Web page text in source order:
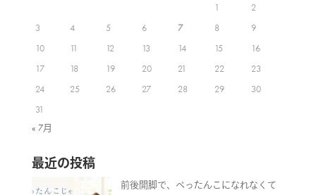
1
2
3
4 5 6 7 8
9
10
11 12 13 14 15
16
17
18 19 20 21 22
23
24
25 26 27 28 29
30
31
« 7月
最近の投稿
前後開脚で、ぺったんこになれなくて